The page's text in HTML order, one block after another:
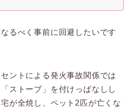
るべく事前に回避したいです
ントによる発火事故関係では
ストーブ」を付けっぱなしし
が全焼し、ペット2匹が亡くな